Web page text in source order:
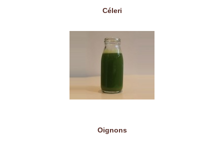
Céleri
Oignons